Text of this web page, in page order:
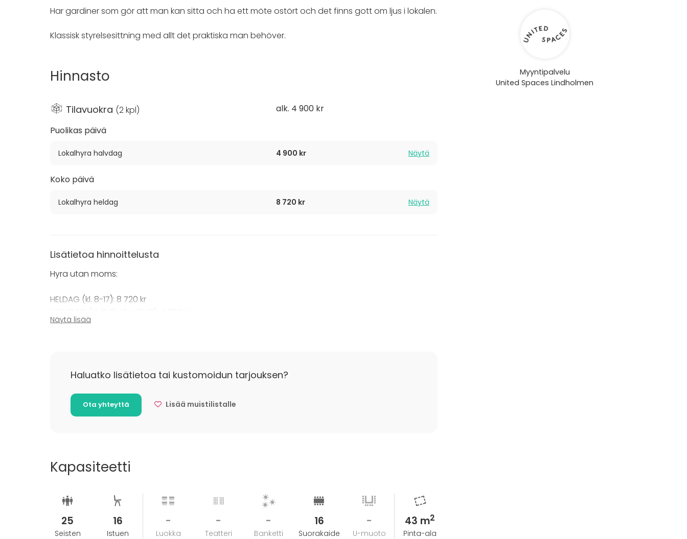
Har gardiner som gör att man kan sitta och ha ett möte ostört och det finns gott om ljus i lokalen.
Klassisk styrelsesittning med allt det praktiska man behöver.
Hinnasto
Tilavuokra (2 kpl)
alk. 4 900 kr
Puolikas päivä
Lokalhyra halvdag 4 900 kr Näytä
Koko päivä
Lokalhyra heldag 8 720 kr Näytä
Lisätietoa hinnoittelusta
Hyra utan moms:
HELDAG (kl. 8-17): 8 720 kr
PER TIMMA: 1 370 kr
· Kostnadsfri avbokning gäller 4 veckor innan ankomst.
· Vid avbokning senare än 4 veckor före ankomst debiteras 75% av avtalat pris.
· Vid avbokning senare än 2 veckor före ankomst debiteras 100%.
· Om företaget haft särskilda kostnader till följd av beställningen skall dessa ersättas till fullo av
Näytä lisää
Haluatko lisätietoa tai kustomoidun tarjouksen?
Ota yhteyttä Lisää muistilistalle
Kapasiteetti
25
Seisten
16
Istuen
-
Luokka
-
Teatteri
-
Banketti
16
Suorakaide
-
U-muoto
43 m2
Pinta-ala
Myyntipalvelu
United Spaces Lindholmen